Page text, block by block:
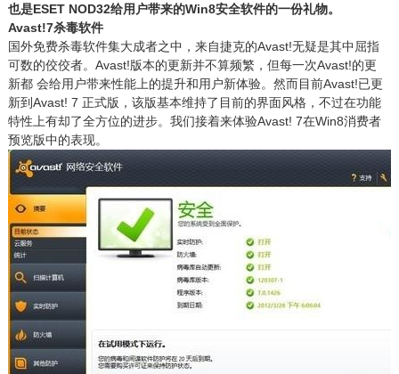
也是ESET NOD32给用户带来的Win8安全软件的一份礼物。
Avast!7杀毒软件
国外免费杀毒软件集大成者之中，来自捷克的Avast!无疑是其中屈指
可数的佼佼者。Avast!版本的更新并不算频繁，但每一次Avast!的更
新都 会给用户带来性能上的提升和用户新体验。然而目前Avast!已更
新到Avast! 7 正式版，该版基本维持了目前的界面风格，不过在功能
特性上有却了全方位的进步。我们接着来体验Avast! 7在Win8消费者
预览版中的表现。